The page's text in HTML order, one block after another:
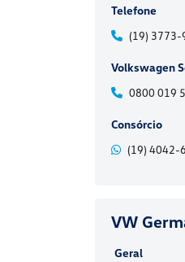
Telefone
(19) 3773-
Volkswagen
0800 019
Consórcio
(19) 4042-
VW
Geral